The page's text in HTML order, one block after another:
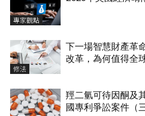
專家觀點
修法
下一場智慧財產革
改革，為何值得全
羥二氫可待因酮及
國專利爭訟案件（三